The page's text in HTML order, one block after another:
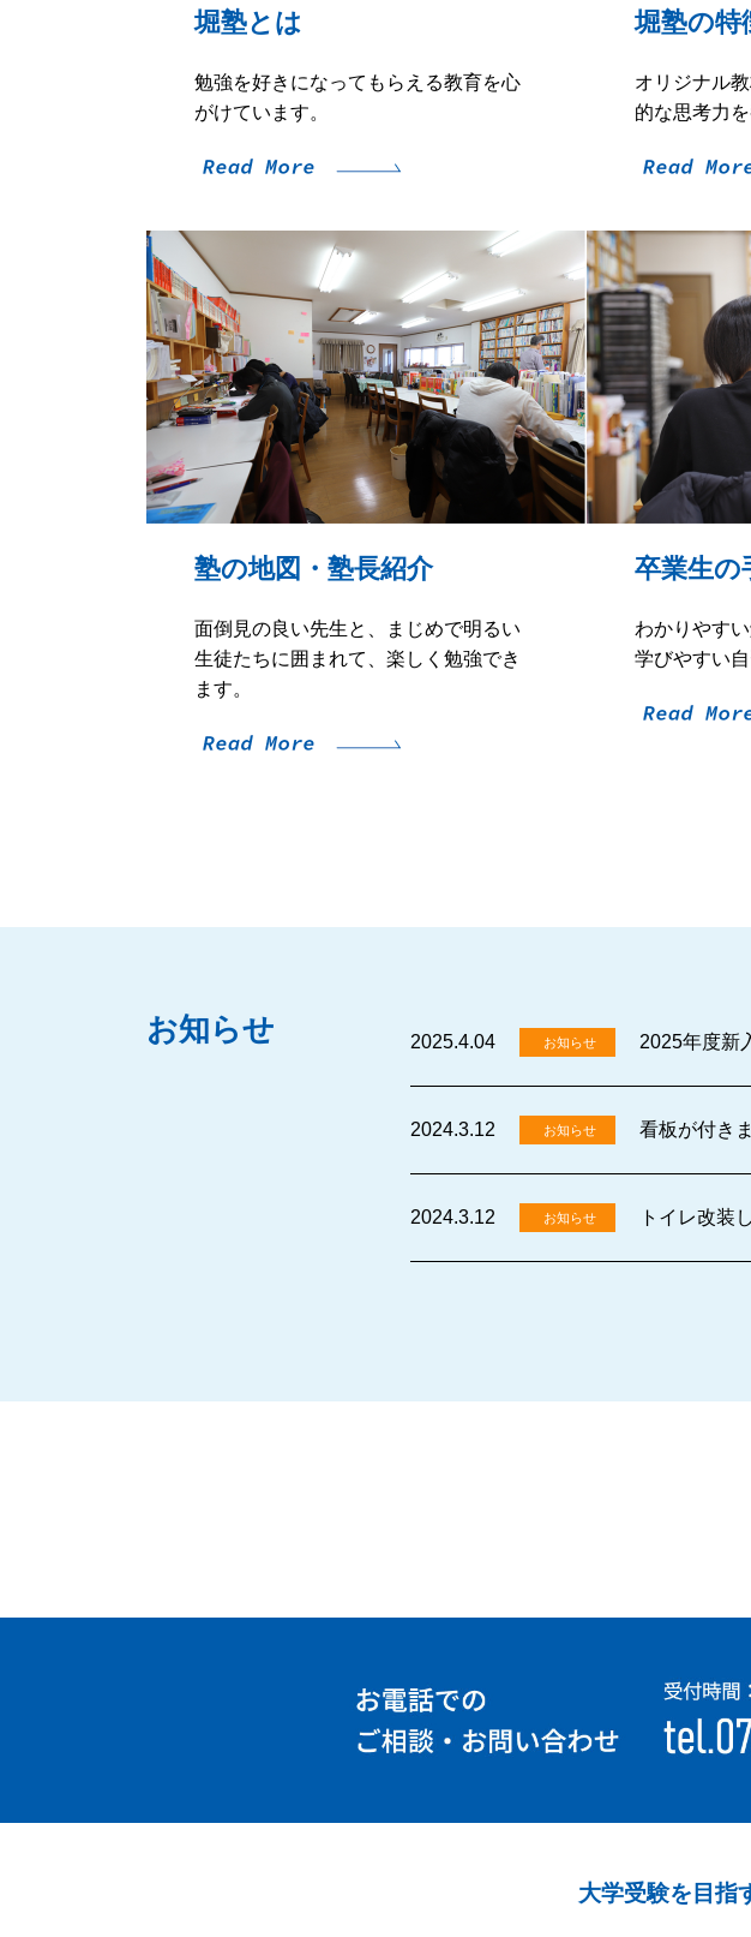
堀塾とは
勉強を好きになってもらえる教育を心
がけています。
堀塾の特
オリジナル
的な思考力を
塾の地図・塾長紹介
面倒見の良い先生と、まじめで明るい
生徒たちに囲まれて、楽しく勉強でき
ます。
卒業生の
わかりやす
学びやすい
お知らせ 2025.4.04 お知らせ 2025年度新
2024.3.12 お知らせ 看板が付き
2024.3.12 お知らせ トイレ改装
大学受験を目指